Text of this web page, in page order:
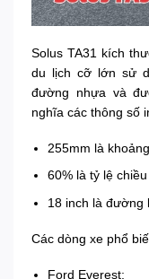
Solus TA31 kích
du lịch cỡ lớn sử
đường nhựa và
nghĩa các thông số
255mm là
60% là tỷ lệ
18 inch là đường
Các dòng xe phổ
Ford Everest;